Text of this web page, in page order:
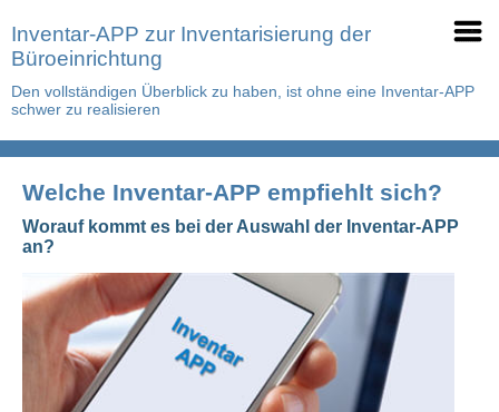
Inventar-APP zur Inventarisierung der
Büroeinrichtung
Den vollständigen Überblick zu haben, ist ohne eine Inventar-APP
schwer zu realisieren
Welche Inventar-APP empfiehlt sich?
Worauf kommt es bei der Auswahl der Inventar-APP
an?